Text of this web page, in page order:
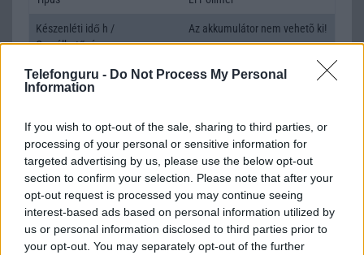
Telefonguru - Do Not Process My Personal
Information
If you wish to opt-out of the sale, sharing to third parties, or
processing of your personal or sensitive information for
targeted advertising by us, please use the below opt-out
section to confirm your selection. Please note that after your
opt-out request is processed you may continue seeing
interest-based ads based on personal information utilized by
us or personal information disclosed to third parties prior to
your opt-out. You may separately opt-out of the further
Készenléti idő h /
Cserélhetőség
Az akkumulátor nem vehetõ ki!
Beszélgetési idő h /
Gyorstöltés
Gyorstöltésre alkalmas
ALKALMAZÁSOK ÉS ÉRZÉKELŐK
Flash /Ujjlenyomat olvasó Fingerprint sensor
SNS integráció alap szolgáltatás
Organizer alap szolgáltatás